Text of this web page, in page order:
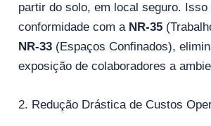
partir do solo, em local seguro. Isso
conformidade com a NR-35
NR-33 (Espaços Confinados),
exposição de colaboradores a
2. Redução Drástica de Custos